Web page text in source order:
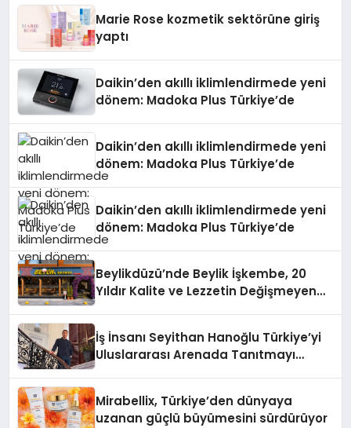
Marie Rose kozmetik sektörüne giriş
yaptı
Daikin’den akıllı iklimlendirmede yeni
dönem: Madoka Plus Türkiye’de
Daikin’den akıllı iklimlendirmede yeni
dönem: Madoka Plus Türkiye’de
Daikin’den akıllı iklimlendirmede yeni
dönem: Madoka Plus Türkiye’de
Beylikdüzü’nde Beylik İşkembe, 20
Yıldır Kalite ve Lezzetin Değişmeyen
İş İnsanı Seyithan Hanoğlu Türkiye’yi
Uluslararası Arenada Tanıtmayı
Mirabellix, Türkiye’den dünyaya
uzanan güçlü büyümesini sürdürüyor